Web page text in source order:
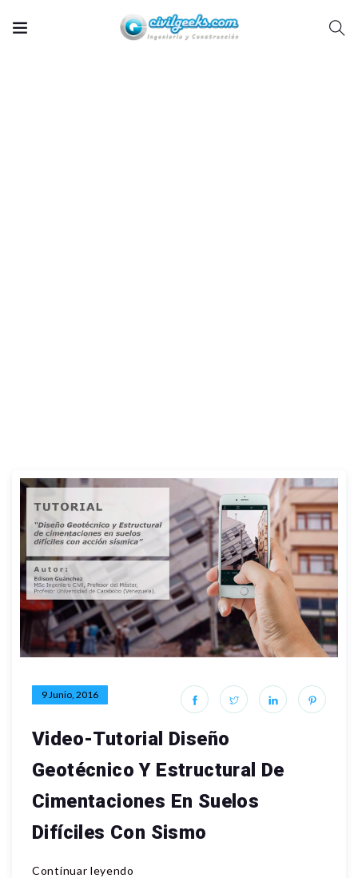
9 Junio, 2016
Video-Tutorial Diseño
Geotécnico Y Estructural De
Cimentaciones En Suelos
Difíciles Con Sismo
Continuar leyendo